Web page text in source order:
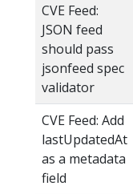
CVE Feed:
JSON feed
should pass
jsonfeed spec
validator
CVE Feed: Add
lastUpdatedAt
as a metadata
field